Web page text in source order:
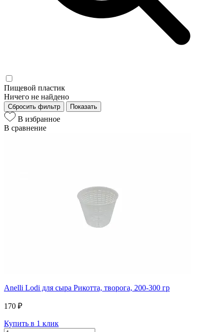
Пищевой пластик
Ничего не найдено
Сбросить фильтр Показать
В избранное
В сравнение
Anelli Lodi для сыра Рикотта, творога, 200-300 гр
170 ₽
Купить в 1 клик